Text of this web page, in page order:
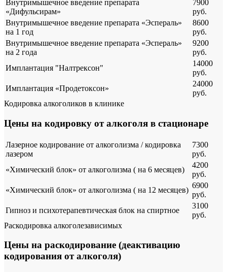
Внутримышечное введение препарата
«Дифульсирам»
7900
руб.
Внутримышечное введение препарата «Эспераль»
на 1 год
8600
руб.
Внутримышечное введение препарата «Эспераль»
на 2 года
9200
руб.
Имплантация "Налтрексон"
14000
руб.
Имплантация «Продетоксон»
24000
руб.
Кодировка алкоголиков в клинике
Цены на кодировку от алкоголя в стационаре
Лазерное кодирование от алкоголизма / кодировка
лазером
7300
руб.
«Химический блок» от алкоголизма ( на 6 месяцев)
4200
руб.
«Химический блок» от алкоголизма ( на 12 месяцев)
6900
руб.
Гипноз и психотерапевтическая блок на спиртное
3100
руб.
Раскодировка алкоголезависимых
Цены на раскодирование (деактивацию
кодирования от алкоголя)